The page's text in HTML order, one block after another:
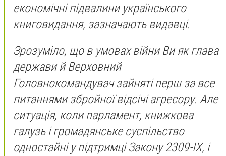
економічні підвалини українського
книговидання, зазначають видавці.
Зрозуміло, що в умовах війни Ви як глава
держави й Верховний
Головнокомандувач зайняті перш за все
питаннями збройної відсічі агресору. Але
ситуація, коли парламент, книжкова
галузь і громадянське суспільство
одностайні у підтримці Закону 2309-ІХ, і